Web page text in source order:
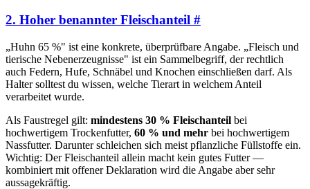
2. Hoher benannter Fleischanteil #
„Huhn 65 %" ist eine konkrete, überprüfbare Angabe. „Fleisch und
tierische Nebenerzeugnisse" ist ein Sammelbegriff, der rechtlich
auch Federn, Hufe, Schnäbel und Knochen einschließen darf. Als
Halter solltest du wissen, welche Tierart in welchem Anteil
verarbeitet wurde.
Als Faustregel gilt: mindestens 30 % Fleischanteil bei
hochwertigem Trockenfutter, 60 % und mehr bei hochwertigem
Nassfutter. Darunter schleichen sich meist pflanzliche Füllstoffe ein.
Wichtig: Der Fleischanteil allein macht kein gutes Futter —
kombiniert mit offener Deklaration wird die Angabe aber sehr
aussagekräftig.